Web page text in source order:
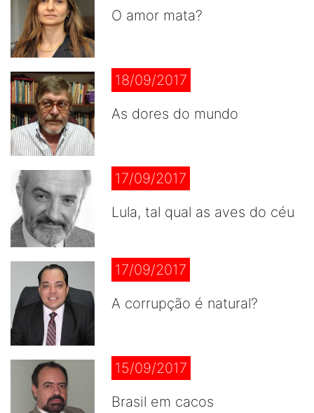
O amor mata?
18/09/2017
As dores do mundo
17/09/2017
Lula, tal qual as aves do céu
17/09/2017
A corrupção é natural?
15/09/2017
Brasil em cacos